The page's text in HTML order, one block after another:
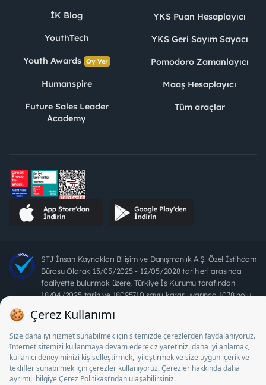
İK Blog
YouthTech
Youth Awards Oy Ver
Humanspire
Future Sales Leader
Academy
YKS Puan Hesaplayıcı
YKS Geri Sayım Sayacı
Pomodoro Zamanlayıcı
Maaş Hesaplayıcı
Tüm araçlar
STJ İnsan Kaynakları Bilişim ve Danışmanlık A.Ş. Özel İstihdam
Bürosu Olarak 13/05/2025 - 12/05/2028 tarihleri arasında
faaliyette bulunmak üzere, Türkiye İş Kurumu tarafından
18/04/2025 tarih ve 18095710 sayılı karar uyarınca 1078 nolu
arayanlardan ücret alınması yasaktır.